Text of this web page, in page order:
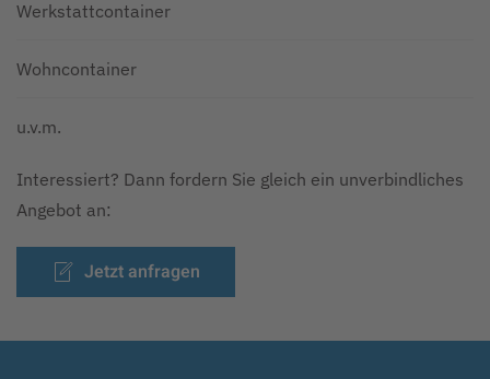
Werkstattcontainer
Wohncontainer
u.v.m.
Interessiert? Dann fordern Sie gleich ein unverbindliches
Angebot an:
Jetzt anfragen